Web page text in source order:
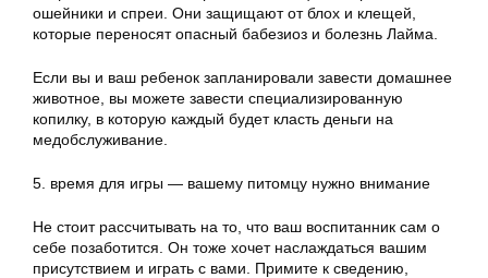
ошейники и спреи. Они защищают от блох и клещей,
которые переносят опасный бабезиоз и болезнь Лайма.
Если вы и ваш ребенок запланировали завести домашнее
животное, вы можете завести специализированную
копилку, в которую каждый будет класть деньги на
медобслуживание.
5. время для игры — вашему питомцу нужно внимание
Не стоит рассчитывать на то, что ваш воспитанник сам о
себе позаботится. Он тоже хочет наслаждаться вашим
присутствием и играть с вами. Примите к сведению,